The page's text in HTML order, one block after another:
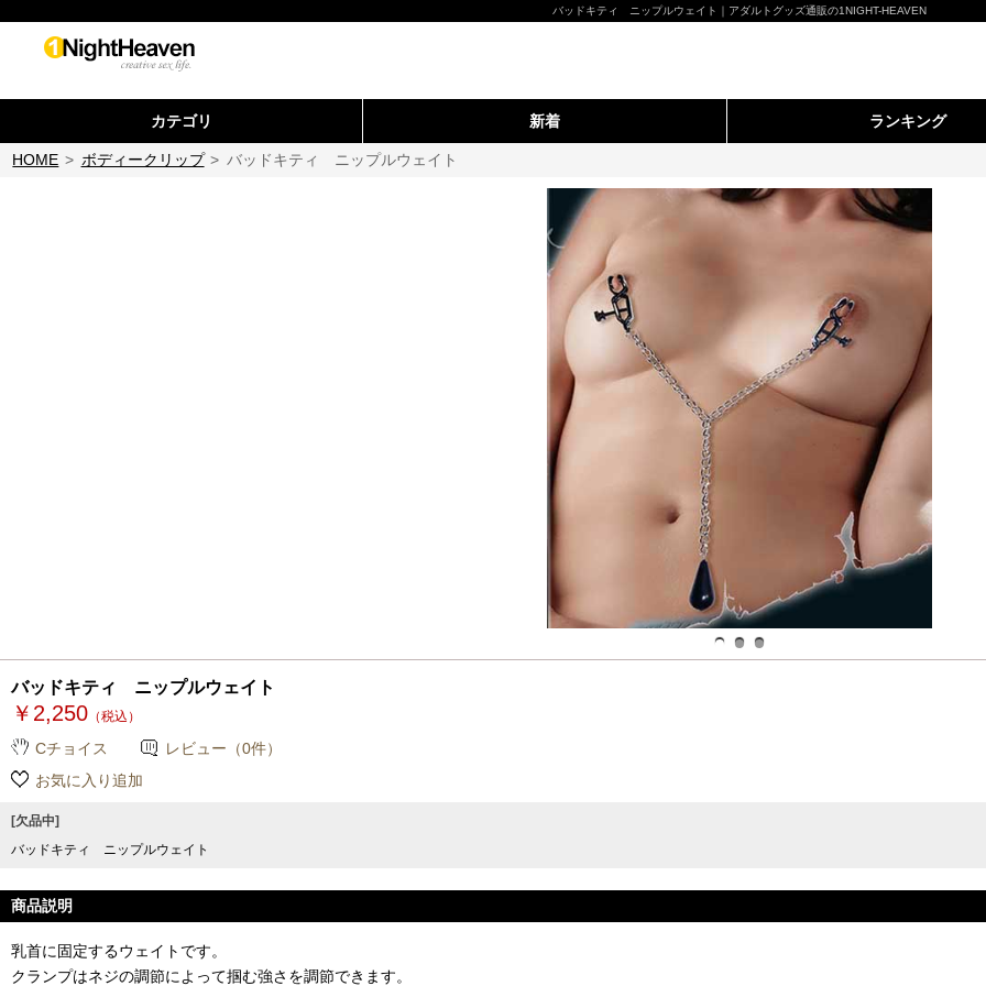
バッドキティ ニップルウェイト｜アダルトグッズ通販の1NIGHT-HEAVEN
カテゴリ 新着 ランキング
HOME > ボディークリップ> バッドキティ ニップルウェイト
バッドキティ ニップルウェイト
￥2,250 （税込）
Cチョイス
レビュー（0件）
お気に入り追加
[欠品中]
バッドキティ ニップルウェイト
商品説明
乳首に固定するウェイトです。
クランプはネジの調節によって掴む強さを調節できます。